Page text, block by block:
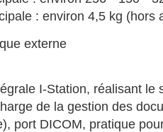
: environ 4,5 kg (hors
externe
I-Station, réalisant
de la gestion des
port DICOM, pratique